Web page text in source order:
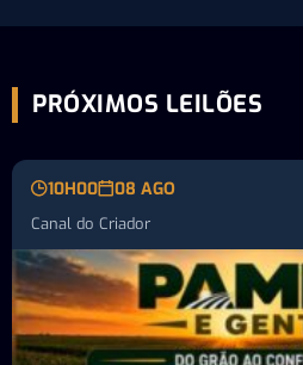
PRÓXIMOS LEILÕES
10H00 08 AGO
Canal do Criador